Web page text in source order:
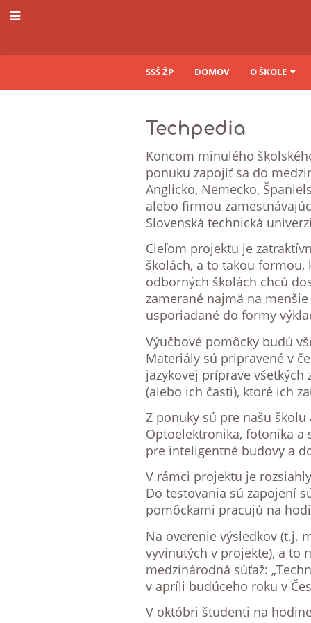
SSŠ ŽP DOMOV O ŠKOLE
Techpedia
Techpedia
Koncom minulého
ponuku zapojiť sa do
Anglicko, Nemecko,
alebo firmou
Slovenská technická
Cieľom projektu je
školách, a to takou formou,
odborných školách chcú
zamerané najmä na
usporiadané do formy
Výučbové pomôcky budú
Materiály sú pripravené v
jazykovej príprave
(alebo ich časti), ktoré ich
Z ponuky sú pre našu
Optoelektronika, fotonika a
pre inteligentné budovy a
V rámci projektu je
Do testovania sú zapojení
pomôckami pracujú na
Na overenie výsledkov (t.j.
vyvinutých v projekte), a to
medzinárodná súťaž:
v apríli budúceho roku v
V októbri študenti na